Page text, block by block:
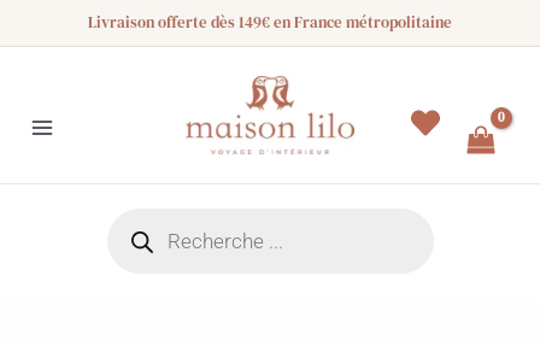
Livraison offerte dès 149€ en France métropolitaine
produits